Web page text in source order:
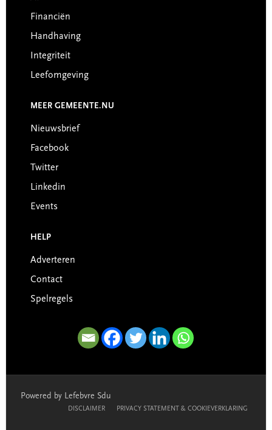
Financiën
Handhaving
Integriteit
Leefomgeving
MEER GEMEENTE.NU
Nieuwsbrief
Facebook
Twitter
Linkedin
Events
HELP
Adverteren
Contact
Spelregels
Powered by Lefebvre Sdu
DISCLAIMER PRIVACY STATEMENT & COOKIEVERKLARING